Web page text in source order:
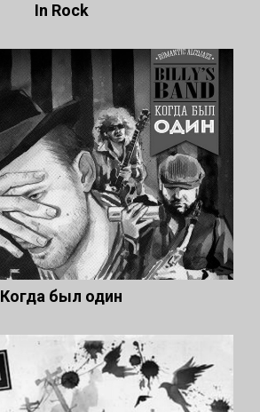
In Rock
Когда был один